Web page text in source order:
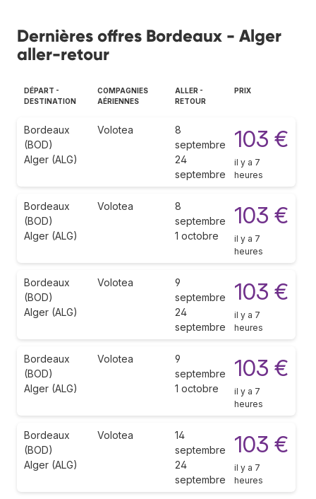
Dernières offres Bordeaux - Alger
aller-retour
DÉPART -
DESTINATION
COMPAGNIES
AÉRIENNES
ALLER -
RETOUR
PRIX
Bordeaux
(BOD)
Alger (ALG)
Volotea
8
septembre
24
septembre
103 €
il y a 7
heures
Bordeaux
(BOD)
Alger (ALG)
Volotea
8
septembre
1 octobre
103 €
il y a 7
heures
Bordeaux
(BOD)
Alger (ALG)
Volotea
9
septembre
24
septembre
103 €
il y a 7
heures
Bordeaux
(BOD)
Alger (ALG)
Volotea
9
septembre
1 octobre
103 €
il y a 7
heures
Bordeaux
(BOD)
Alger (ALG)
Volotea
14
septembre
24
septembre
103 €
il y a 7
heures